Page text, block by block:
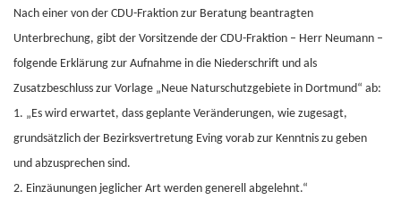
Nach einer von der CDU-Fraktion zur Beratung beantragten
Unterbrechung, gibt der Vorsitzende der CDU-Fraktion – Herr Neumann –
folgende Erklärung zur Aufnahme in die Niederschrift und als
Zusatzbeschluss zur Vorlage „Neue Naturschutzgebiete in Dortmund“ ab:
1. „Es wird erwartet, dass geplante Veränderungen, wie zugesagt,
grundsätzlich der Bezirksvertretung Eving vorab zur Kenntnis zu geben
und abzusprechen sind.
2. Einzäunungen jeglicher Art werden generell abgelehnt.“